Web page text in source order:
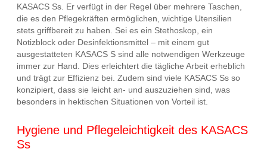
KASACS Ss. Er verfügt in der Regel über mehrere Taschen,
die es den Pflegekräften ermöglichen, wichtige Utensilien
stets griffbereit zu haben. Sei es ein Stethoskop, ein
Notizblock oder Desinfektionsmittel – mit einem gut
ausgestatteten KASACS S sind alle notwendigen Werkzeuge
immer zur Hand. Dies erleichtert die tägliche Arbeit erheblich
und trägt zur Effizienz bei. Zudem sind viele KASACS Ss so
konzipiert, dass sie leicht an- und auszuziehen sind, was
besonders in hektischen Situationen von Vorteil ist.
Hygiene und Pflegeleichtigkeit des KASACS
Ss